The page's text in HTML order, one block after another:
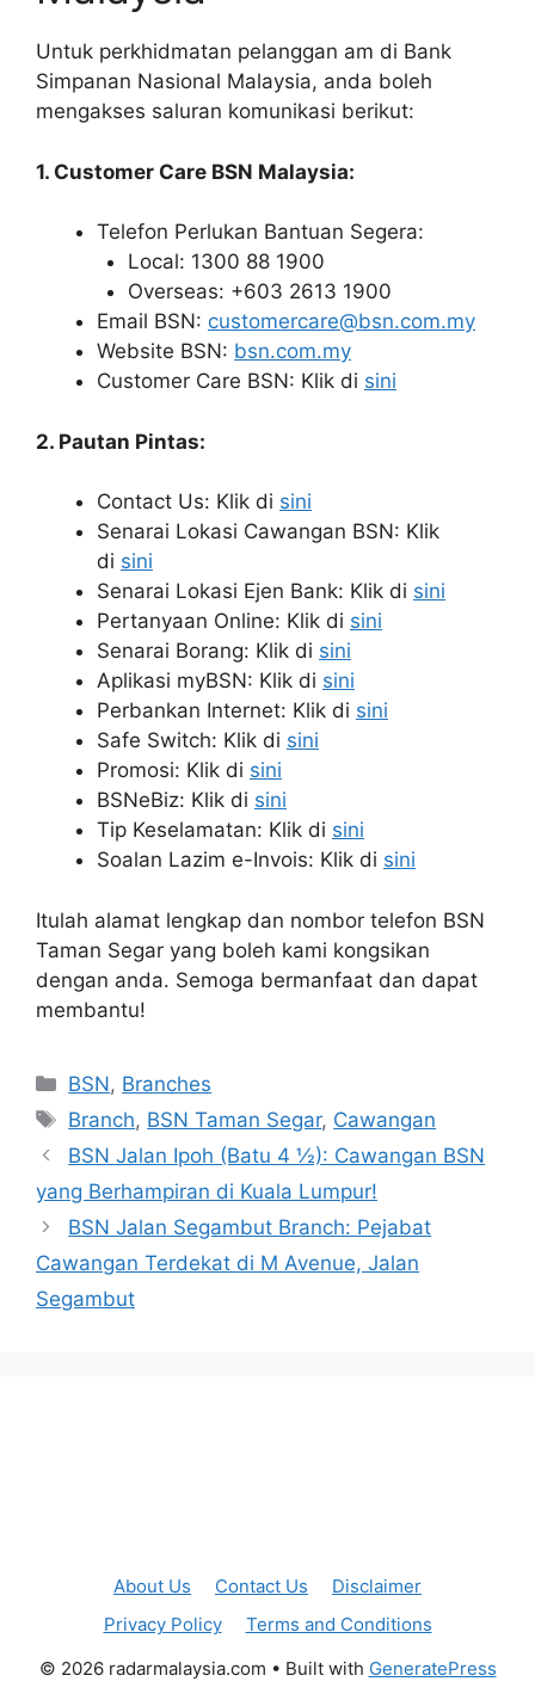
Untuk perkhidmatan pelanggan am di Bank
Simpanan Nasional Malaysia, anda boleh
mengakses saluran komunikasi berikut:
1. Customer Care BSN Malaysia:
Telefon Perlukan Bantuan Segera:
Local: 1300 88 1900
Overseas: +603 2613 1900
Email BSN: customercare@bsn.com.my
Website BSN: bsn.com.my
Customer Care BSN: Klik di sini
2. Pautan Pintas:
Contact Us: Klik di sini
Senarai Lokasi Cawangan BSN: Klik
di sini
Senarai Lokasi Ejen Bank: Klik di sini
Pertanyaan Online: Klik di sini
Senarai Borang: Klik di sini
Aplikasi myBSN: Klik di sini
Perbankan Internet: Klik di sini
Safe Switch: Klik di sini
Promosi: Klik di sini
BSNeBiz: Klik di sini
Tip Keselamatan: Klik di sini
Soalan Lazim e-Invois: Klik di sini
Itulah alamat lengkap dan nombor telefon BSN
Taman Segar yang boleh kami kongsikan
dengan anda. Semoga bermanfaat dan dapat
membantu!
Categories
BSN, Branches
Tags
Branch, BSN Taman Segar, Cawangan
BSN Jalan Ipoh (Batu 4 ½): Cawangan BSN
yang Berhampiran di Kuala Lumpur!
BSN Jalan Segambut Branch: Pejabat
Cawangan Terdekat di M Avenue, Jalan
Segambut
About Us Contact Us
Disclaimer
Privacy Policy
Terms and Conditions
© 2026 radarmalaysia.com • Built with GeneratePress